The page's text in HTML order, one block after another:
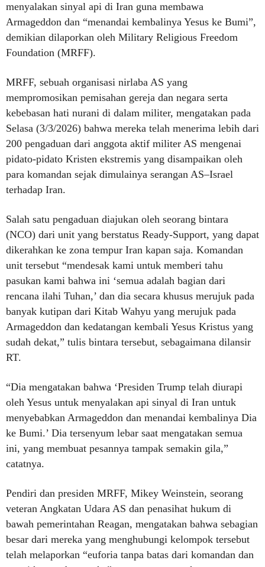
menyalakan sinyal api di Iran guna membawa
Armageddon dan “menandai kembalinya Yesus ke Bumi”,
demikian dilaporkan oleh Military Religious Freedom
Foundation (MRFF).
MRFF, sebuah organisasi nirlaba AS yang
mempromosikan pemisahan gereja dan negara serta
kebebasan hati nurani di dalam militer, mengatakan pada
Selasa (3/3/2026) bahwa mereka telah menerima lebih dari
200 pengaduan dari anggota aktif militer AS mengenai
pidato-pidato Kristen ekstremis yang disampaikan oleh
para komandan sejak dimulainya serangan AS–Israel
terhadap Iran.
Salah satu pengaduan diajukan oleh seorang bintara
(NCO) dari unit yang berstatus Ready-Support, yang dapat
dikerahkan ke zona tempur Iran kapan saja. Komandan
unit tersebut “mendesak kami untuk memberi tahu
pasukan kami bahwa ini ‘semua adalah bagian dari
rencana ilahi Tuhan,’ dan dia secara khusus merujuk pada
banyak kutipan dari Kitab Wahyu yang merujuk pada
Armageddon dan kedatangan kembali Yesus Kristus yang
sudah dekat,” tulis bintara tersebut, sebagaimana dilansir
RT.
“Dia mengatakan bahwa ‘Presiden Trump telah diurapi
oleh Yesus untuk menyalakan api sinyal di Iran untuk
menyebabkan Armageddon dan menandai kembalinya Dia
ke Bumi.’ Dia tersenyum lebar saat mengatakan semua
ini, yang membuat pesannya tampak semakin gila,”
catatnya.
Pendiri dan presiden MRFF, Mikey Weinstein, seorang
veteran Angkatan Udara AS dan penasihat hukum di
bawah pemerintahan Reagan, mengatakan bahwa sebagian
besar dari mereka yang menghubungi kelompok tersebut
telah melaporkan “euforia tanpa batas dari komandan dan